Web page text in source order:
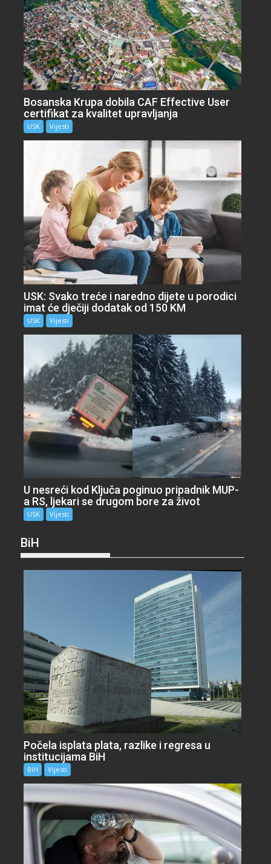
Bosanska Krupa dobila CAF Effective User
certifikat za kvalitet upravljanja
USK Vijesti
USK: Svako treće i naredno dijete u porodici
imat će dječiji dodatak od 150 KM
USK Vijesti
U nesreći kod Ključa poginuo pripadnik MUP-
a RS, ljekari se drugom bore za život
USK Vijesti
BiH
Počela isplata plata, razlike i regresa u
institucijama BiH
BiH Vijesti